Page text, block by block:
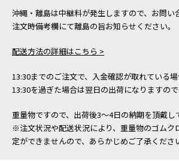
沖縄・離島は中継料が発生しますので、お問い
注文時備考欄にて離島の旨お知らせください。
配送方法の詳細はこちら >
13:30までのご注文で、入金確認が取れている場
13:30を過ぎた場合は翌日の出荷になりますので
重量物ですので、出荷後3～4日の納期を頂戴し
※注文状況や配送状況により、重量物のゴムク
定ができませんので、あらかじめご了承くださ